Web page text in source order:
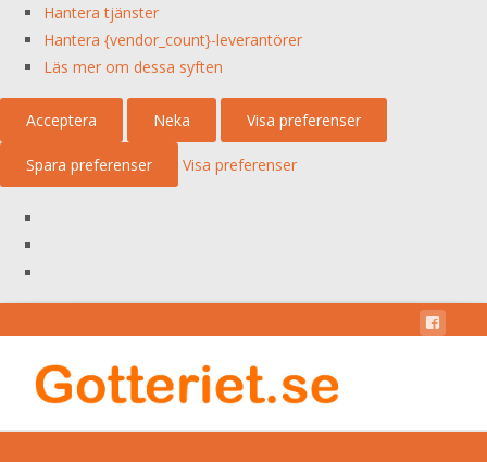
Hantera tjänster
Hantera {vendor_count}-leverantörer
Läs mer om dessa syften
Acceptera Neka Visa preferenser
Spara preferenser Visa preferenser